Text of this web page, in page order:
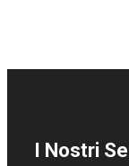
I Nostri